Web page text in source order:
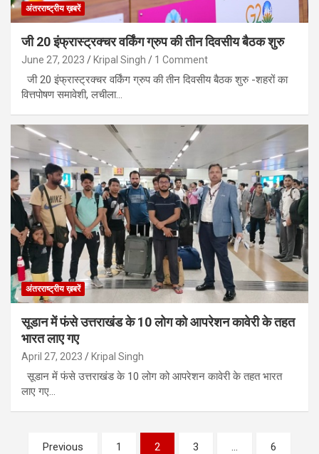
अंतरराष्ट्रीय ख़बरें
जी 20 इंफ्रास्ट्रक्चर वर्किंग ग्रुप की तीन दिवसीय बैठक शुरु
June 27, 2023 Kripal Singh 1 Comment
जी 20 इंफ्रास्ट्रक्चर वर्किंग ग्रुप की तीन दिवसीय बैठक शुरु -शहरों का
वित्तपोषण समावेशी, लचीला…
अंतरराष्ट्रीय ख़बरें
सूडान में फंसे उत्तराखंड के 10 लोग को आपरेशन कावेरी के तहत
भारत लाए गए
April 27, 2023 Kripal Singh
सूडान में फंसे उत्तराखंड के 10 लोग को आपरेशन कावेरी के तहत भारत
लाए गए…
PostsPrevious 1 2 3 … 6